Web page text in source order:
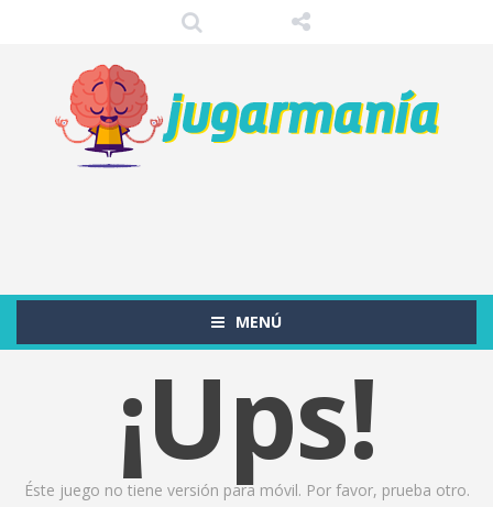
MENÚ
¡Ups!
Éste juego no tiene versión para móvil. Por favor, prueba otro.